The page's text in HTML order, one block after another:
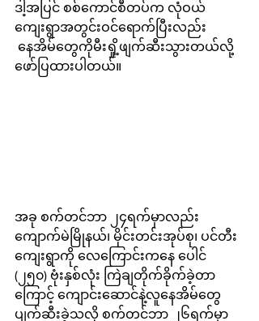
ဒါ့အပြင် စစ်ကောင်စီတပ်က လုံဝယ်
ကျေးရွာအတွင်းဝင်‌ရောက်ပြီးလည်း
နေအိမ်တွေကိုမီးရှို့ဖျက်ဆီးသွားတယ်လို့
ဖော်ပြထားပါတယ်။
အခု စက်တင်ဘာ ၂၄ရက်မှာလည်း
ကျောက်မဲမြိုနယ်၊ မိုင်းတင်းအုပ်စု၊ ပင်တီး
ကျေးရွာကို လေကြောင်းကနေ ပေါင်
(၂၅၀) ဗုံးနှစ်လုံး ကြဲချတိုက်ခိုက်ခဲ့တာ
ကြောင့် ကျောင်းဆောင်နဲ့လူနေအိမ်တွေ
ပျက်ဆီးခဲ့သလို စက်တင်ဘာ ၂၆ရက်မှာ